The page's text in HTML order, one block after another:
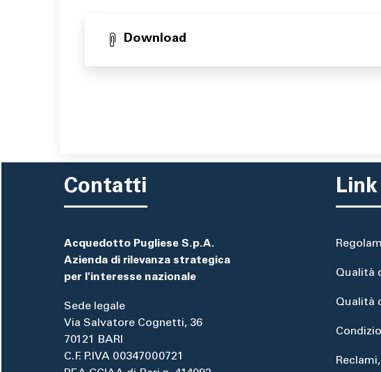
Download
Contatti
Acquedotto Pugliese S.p.A.
Azienda di rilevanza strategica
per l'interesse nazionale
Sede legale
Via Salvatore Cognetti, 36
70121 BARI
C.F. P.IVA 00347000721
Qualità
Qualità